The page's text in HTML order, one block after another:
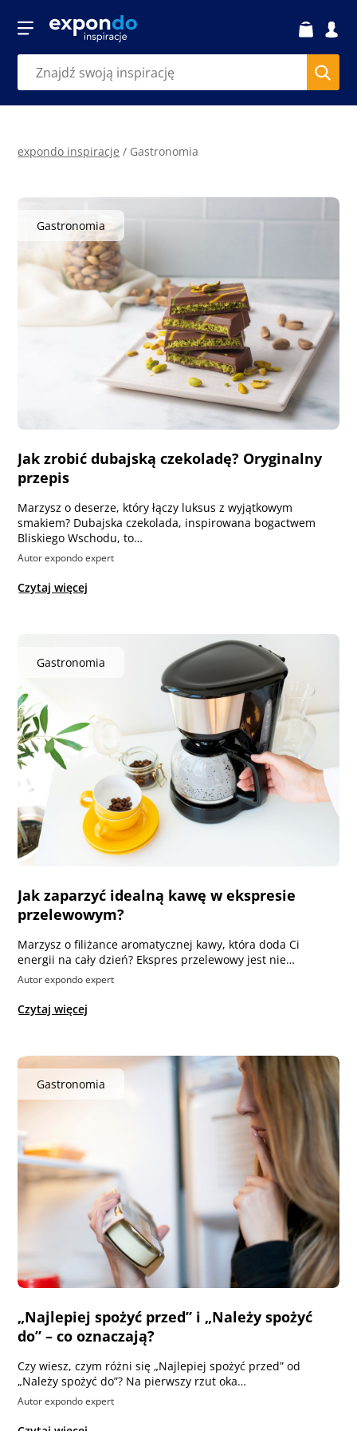
expondo inspiracje / Gastronomia
Gastronomia
Jak zrobić dubajską czekoladę? Oryginalny
przepis
Marzysz o deserze, który łączy luksus z wyjątkowym
smakiem? Dubajska czekolada, inspirowana bogactwem
Bliskiego Wschodu, to…
Autor expondo expert
Czytaj więcej
Gastronomia
Jak zaparzyć idealną kawę w ekspresie
przelewowym?
Marzysz o filiżance aromatycznej kawy, która doda Ci
energii na cały dzień? Ekspres przelewowy jest nie…
Autor expondo expert
Czytaj więcej
Gastronomia
„Najlepiej spożyć przed” i „Należy spożyć
do” – co oznaczają?
Czy wiesz, czym różni się „Najlepiej spożyć przed” od
„Należy spożyć do”? Na pierwszy rzut oka…
Autor expondo expert